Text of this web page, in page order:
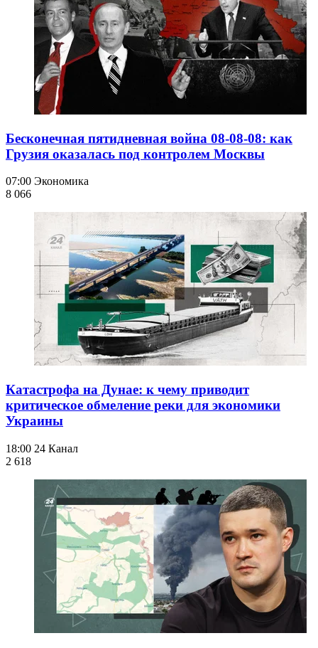
Бесконечная пятидневная война 08-08-08: как
Грузия оказалась под контролем Москвы
07:00 Экономика
8 066
Катастрофа на Дунае: к чему приводит
критическое обмеление реки для экономики
Украины
18:00 24 Канал
2 618